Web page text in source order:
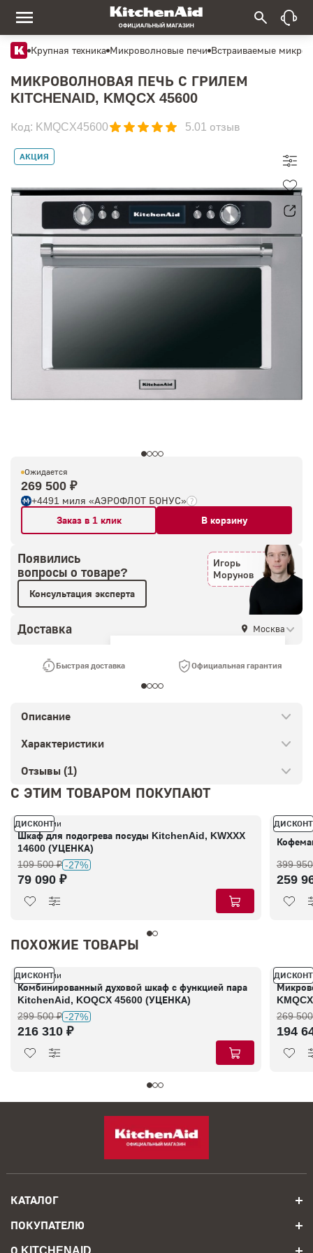
Крупная техника Микроволновые печи Встраиваемые
МИКРОВОЛНОВАЯ ПЕЧЬ С ГРИЛЕМ
KITCHENAID, KMQCX 45600
Код: KMQCX45600 5.01 отзыв
АКЦИЯ
Ожидается
269 500 ₽
+4491 миля «АЭРОФЛОТ БОНУС»
Заказ в 1 клик
В корзину
Появились
вопросы о товаре?
Консультация эксперта
Игорь
Морунов
Доставка Москва
Быстрая доставка Официальная гарантия
Описание
Характеристики
Отзывы (1)
С ЭТИМ ТОВАРОМ ПОКУПАЮТ
ДИСКОНТ
В наличии
Шкаф для подогрева посуды KitchenAid, KWXXX
14600 (УЦЕНКА)
109 500 ₽ -27%
79 090 ₽
ДИСКОНТ
В
399
259
ПОХОЖИЕ ТОВАРЫ
ДИСКОНТ
В наличии
Комбинированный духовой шкаф с функцией пара
KitchenAid, KOQCX 45600 (УЦЕНКА)
299 500 ₽ -27%
216 310 ₽
ДИСКОНТ
В
269
194
КАТАЛОГ
ПОКУПАТЕЛЮ
О KITCHENAID